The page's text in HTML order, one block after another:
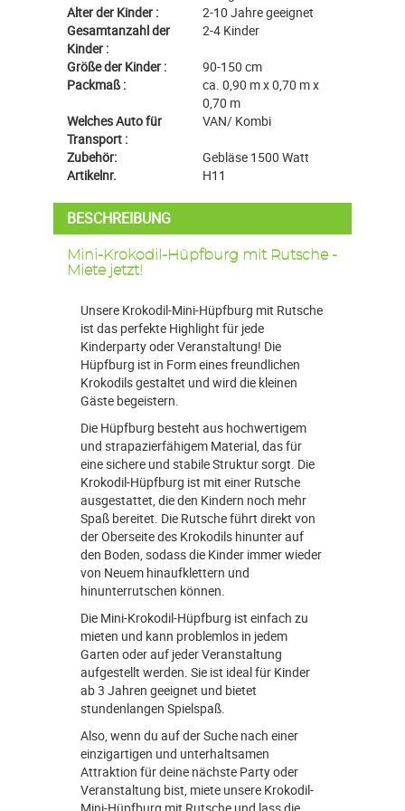
Alter der Kinder :
2-10 Jahre geeignet
Gesamtanzahl der
Kinder :
2-4 Kinder
Größe der Kinder :
90-150 cm
Packmaß :
ca. 0,90 m x 0,70 m x
0,70 m
Welches Auto für
Transport :
VAN/ Kombi
Zubehör:
Gebläse 1500 Watt
Artikelnr.
H11
BESCHREIBUNG
Mini-Krokodil-Hüpfburg mit Rutsche -
Miete jetzt!
Unsere Krokodil-Mini-Hüpfburg mit Rutsche
ist das perfekte Highlight für jede
Kinderparty oder Veranstaltung! Die
Hüpfburg ist in Form eines freundlichen
Krokodils gestaltet und wird die kleinen
Gäste begeistern.
Die Hüpfburg besteht aus hochwertigem
und strapazierfähigem Material, das für
eine sichere und stabile Struktur sorgt. Die
Krokodil-Hüpfburg ist mit einer Rutsche
ausgestattet, die den Kindern noch mehr
Spaß bereitet. Die Rutsche führt direkt von
der Oberseite des Krokodils hinunter auf
den Boden, sodass die Kinder immer wieder
von Neuem hinaufklettern und
hinunterrutschen können.
Die Mini-Krokodil-Hüpfburg ist einfach zu
mieten und kann problemlos in jedem
Garten oder auf jeder Veranstaltung
aufgestellt werden. Sie ist ideal für Kinder
ab 3 Jahren geeignet und bietet
stundenlangen Spielspaß.
Also, wenn du auf der Suche nach einer
einzigartigen und unterhaltsamen
Attraktion für deine nächste Party oder
Veranstaltung bist, miete unsere Krokodil-